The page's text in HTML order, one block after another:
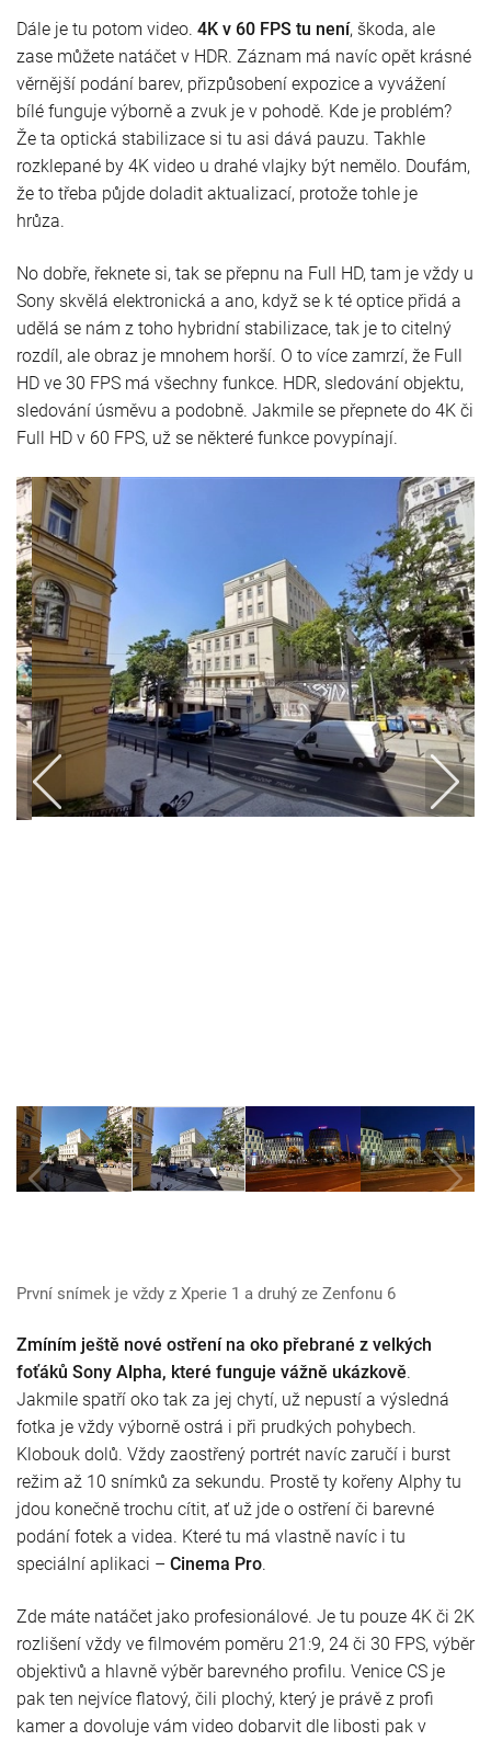
Dále je tu potom video. 4K v 60 FPS tu není, škoda, ale
zase můžete natáčet v HDR. Záznam má navíc opět krásné
věrnější podání barev, přizpůsobení expozice a vyvážení
bílé funguje výborně a zvuk je v pohodě. Kde je problém?
Že ta optická stabilizace si tu asi dává pauzu. Takhle
rozklepané by 4K video u drahé vlajky být nemělo. Doufám,
že to třeba půjde doladit aktualizací, protože tohle je
hrůza.
No dobře, řeknete si, tak se přepnu na Full HD, tam je vždy u
Sony skvělá elektronická a ano, když se k té optice přidá a
udělá se nám z toho hybridní stabilizace, tak je to citelný
rozdíl, ale obraz je mnohem horší. O to více zamrzí, že Full
HD ve 30 FPS má všechny funkce. HDR, sledování objektu,
sledování úsměvu a podobně. Jakmile se přepnete do 4K či
Full HD v 60 FPS, už se některé funkce povypínají.
První snímek je vždy z Xperie 1 a druhý ze Zenfonu 6
Zmíním ještě nové ostření na oko přebrané z velkých
foťáků Sony Alpha, které funguje vážně ukázkově.
Jakmile spatří oko tak za jej chytí, už nepustí a výsledná
fotka je vždy výborně ostrá i při prudkých pohybech.
Klobouk dolů. Vždy zaostřený portrét navíc zaručí i burst
režim až 10 snímků za sekundu. Prostě ty kořeny Alphy tu
jdou konečně trochu cítit, ať už jde o ostření či barevné
podání fotek a videa. Které tu má vlastně navíc i tu
speciální aplikaci – Cinema Pro.
Zde máte natáčet jako profesionálové. Je tu pouze 4K či 2K
rozlišení vždy ve filmovém poměru 21:9, 24 či 30 FPS, výběr
objektivů a hlavně výběr barevného profilu. Venice CS je
pak ten nejvíce flatový, čili plochý, který je právě z profi
kamer a dovoluje vám video dobarvit dle libosti pak v